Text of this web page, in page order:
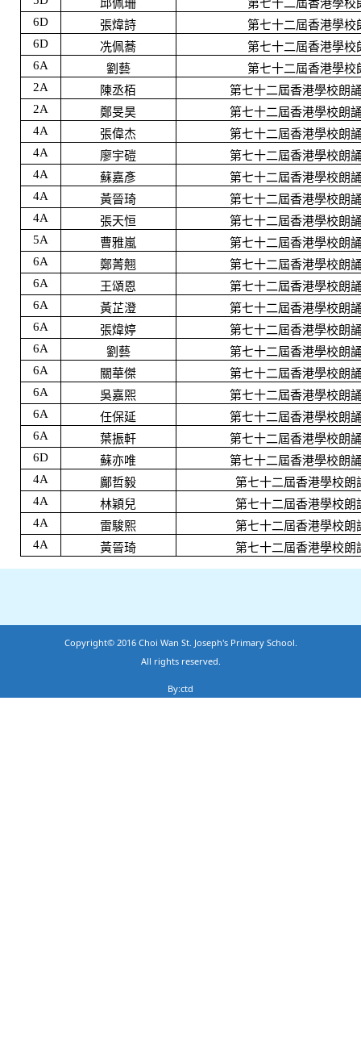
邱佩珊
第七十二屆香港學校
6D
張煒詩
第七十二屆香港學校
6D
冼佩蕎
第七十二屆香港學校
6A
劉藝
第七十二屆香港學校
2A
陳丞栢
第七十二屆香港學校朗
2A
鄭旻昊
第七十二屆香港學校朗
4A
張偉杰
第七十二屆香港學校朗
4A
廖宇磑
第七十二屆香港學校朗
4A
蘇嘉彥
第七十二屆香港學校朗
4A
黃晉琦
第七十二屆香港學校朗
4A
張天恒
第七十二屆香港學校朗
5A
曹雅嵐
第七十二屆香港學校朗
6A
鄭菁翹
第七十二屆香港學校朗
6A
王頌恩
第七十二屆香港學校朗
6A
黃芷澄
第七十二屆香港學校朗
6A
張煒婷
第七十二屆香港學校朗
6A
劉藝
第七十二屆香港學校朗
6A
關華傑
第七十二屆香港學校朗
6A
吳嘉煕
第七十二屆香港學校朗
6A
任保延
第七十二屆香港學校朗
6A
葉振軒
第七十二屆香港學校朗
6D
蘇亦唯
第七十二屆香港學校朗
4A
鄺哲毅
第七十二屆香港學校朗
4A
林穎兒
第七十二屆香港學校朗
4A
雷駿熙
第七十二屆香港學校朗
4A
黃晉琦 第七十二屆香港學校朗
Copyright© 2016 Choi Wan St. Joseph's Primary School.
All rights reserved.
By:ctd